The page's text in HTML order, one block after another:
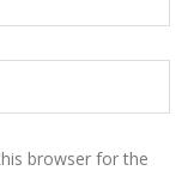
browser for the